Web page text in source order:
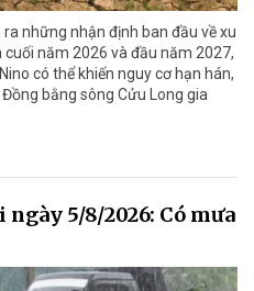
những nhận định ban đầu về xu
năm 2026 và đầu năm 2027,
có thể khiến nguy cơ hạn hán,
bằng sông Cửu Long gia
5/8/2026: Có mưa